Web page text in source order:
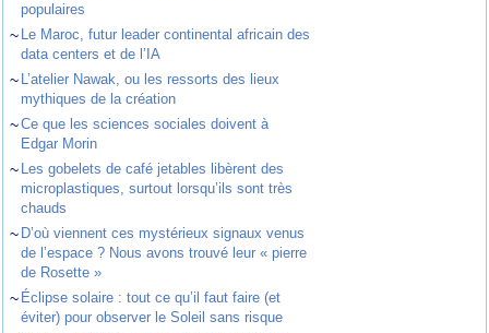
populaires
~ Le Maroc, futur leader continental africain des
data centers et de l’IA
~ L’atelier Nawak, ou les ressorts des lieux
mythiques de la création
~Ce que les sciences sociales doivent à
Edgar Morin
~ Les gobelets de café jetables libèrent des
microplastiques, surtout lorsqu’ils sont très
chauds
~ D’où viennent ces mystérieux signaux venus
de l’espace ? Nous avons trouvé leur « pierre
de Rosette »
~ Éclipse solaire : tout ce qu’il faut faire (et
éviter) pour observer le Soleil sans risque